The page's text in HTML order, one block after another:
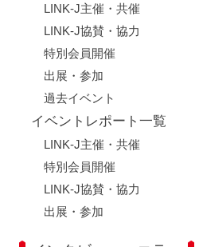
LINK-J主催・共催
LINK-J協賛・協力
特別会員開催
出展・参加
過去イベント
イベントレポート一覧
LINK-J主催・共催
特別会員開催
LINK-J協賛・協力
出展・参加